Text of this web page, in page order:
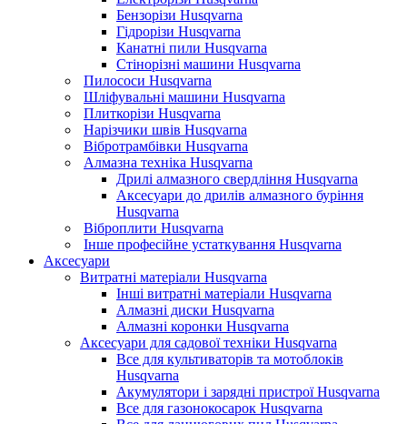
Бензорізи Husqvarna
Гідрорізи Husqvarna
Канатні пили Husqvarna
Стінорізні машини Husqvarna
Пилососи Husqvarna
Шліфувальні машини Husqvarna
Плиткорізи Husqvarna
Нарізчики швів Husqvarna
Вібротрамбівки Husqvarna
Алмазна техніка Husqvarna
Дрилі алмазного свердління Husqvarna
Аксесуари до дрилів алмазного буріння
Husqvarna
Віброплити Husqvarna
Інше професійне устаткування Husqvarna
Аксесуари
Витратні матеріали Husqvarna
Інші витратні матеріали Husqvarna
Алмазні диски Husqvarna
Алмазні коронки Husqvarna
Аксесуари для садової техніки Husqvarna
Все для культиваторів та мотоблоків
Husqvarna
Акумулятори і зарядні пристрої Husqvarna
Все для газонокосарок Husqvarna